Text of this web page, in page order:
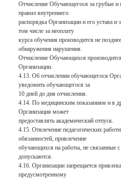
Отчисление Обучающегося за грубые и
правил внутреннего
распорядка Организации и его устава
том числе за неоплату
курса обучения производится не
обнаружения нарушения.
Отчисление Обучающихся
Организации.
4.13. Об отчислении обучающегося
уведомить обучающегося за
10 дней до дня отчисления.
4.14. По медицинским показаниям и в
Организация может
предоставлять академический отпуск.
4.15. Отвлечение педагогических
обязанностей, привлечение
обучающихся на работы, не связанные
допускаются.
4.16. Организации запрещается
предусмотренному